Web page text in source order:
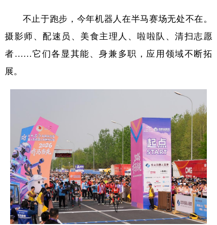
不止于跑步，今年机器人在半马赛场无处不在。
摄影师、配速员、美食主理人、啦啦队、清扫志愿
者……它们各显其能、身兼多职，应用领域不断拓
展。